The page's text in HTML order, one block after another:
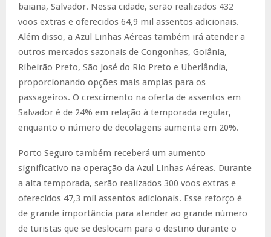
baiana, Salvador. Nessa cidade, serão realizados 432
voos extras e oferecidos 64,9 mil assentos adicionais.
Além disso, a Azul Linhas Aéreas também irá atender a
outros mercados sazonais de Congonhas, Goiânia,
Ribeirão Preto, São José do Rio Preto e Uberlândia,
proporcionando opções mais amplas para os
passageiros. O crescimento na oferta de assentos em
Salvador é de 24% em relação à temporada regular,
enquanto o número de decolagens aumenta em 20%.
Porto Seguro também receberá um aumento
significativo na operação da Azul Linhas Aéreas. Durante
a alta temporada, serão realizados 300 voos extras e
oferecidos 47,3 mil assentos adicionais. Esse reforço é
de grande importância para atender ao grande número
de turistas que se deslocam para o destino durante o